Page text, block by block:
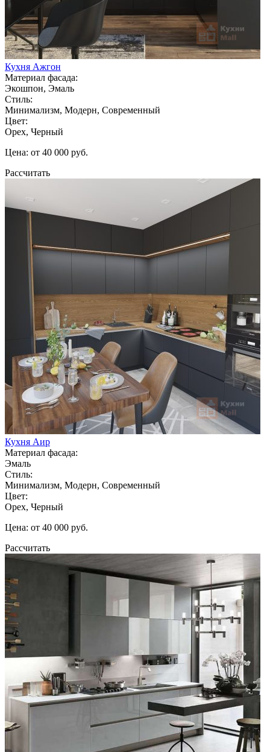
Кухня Ажгон
Материал фасада:
Экошпон, Эмаль
Стиль:
Минимализм, Модерн, Современный
Цвет:
Орех, Черный
Цена: от 40 000 руб.
Рассчитать
Кухня Аир
Материал фасада:
Эмаль
Стиль:
Минимализм, Модерн, Современный
Цвет:
Орех, Черный
Цена: от 40 000 руб.
Рассчитать